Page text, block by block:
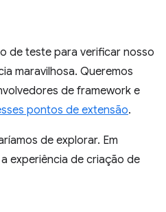
de teste para verificar nosso
maravilhosa. Queremos
de framework e
pontos de extensão.
de explorar. Em
experiência de criação de